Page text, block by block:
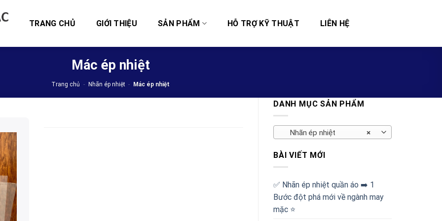
TRANG CHỦ GIỚI THIỆU SẢN PHẨM HỖ TRỢ KỸ THUẬT LIÊN HỆ
Mác ép nhiệt
Trang chủ - Nhãn ép nhiệt - Mác ép nhiệt
DANH MỤC SẢN PHẨM
×
Nhãn ép nhiệt
BÀI VIẾT MỚI
✅‪ Nhãn ép nhiệt quần áo ➡️ 1
Bước đột phá mới về ngành may
mặc ⭐️